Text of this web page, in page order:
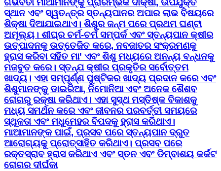
ଗର୍ଭବତୀ ମାଆମାନଙ୍କୁ ପ୍ରାରମ୍ଭିକ ଦୀକ୍ଷା, ଉପଯୁକ୍ତ
ସ୍ଥାନ ଏବଂ ସ୍ୱତନ୍ତ୍ର ସ୍ତନ୍ୟପାନର ଅପାର ଲାଭ ବିଷୟରେ
ଶିକ୍ଷା ଦିଆଯାଇଥାଏ। ଶିଶୁର ଜନ୍ମ ପରେ ପ୍ରଥମ ଘଣ୍ଟା
ଅମୂଲ୍ୟ। ଶୀଘ୍ର ଚର୍ମ-ଚର୍ମ ସମ୍ପର୍କ ଏବଂ ସ୍ତନ୍ୟପାନ କ୍ଷୀର
ଉତ୍ପାଦନକୁ ଉତ୍ତେଜିତ କରେ, ନବଜାତର ସଂକ୍ରମଣକୁ
ହ୍ରାସ କରିବା ସହିତ ମା' ଏବଂ ଶିଶୁ ମଧ୍ୟରେ ଅନନ୍ୟ ବନ୍ଧନକୁ
ମଜବୁତ କରେ। ସ୍ତନ୍ଯ କ୍ଷୀର ପ୍ରକୃତିର ସର୍ବୋତ୍ତମ
ଖାଦ୍ୟ। ଏହା ସମ୍ପୂର୍ଣ୍ଣ ପୁଷ୍ଟିକର ଖାଦ୍ୟ ପ୍ରଦାନ କରେ ଏବଂ
ଶିଶୁମାନଙ୍କୁ ଡାଇରିଆ, ନିମୋନିଆ ଏବଂ ଅନେକ ଶୈଶବ
ରୋଗରୁ ରକ୍ଷା କରିଥାଏ। ଏହା ସୁସ୍ଥ ମସ୍ତିଷ୍କ ବିକାଶକୁ
ମଧ୍ୟ ସମର୍ଥନ କରେ ଏବଂ ଜୀବନର ପରବର୍ତ୍ତୀ ସମୟରେ
ସ୍ଥୂଳତା ଏବଂ ମଧୁମେହର ବିପଦକୁ ହ୍ରାସ କରିଥାଏ।
ମାଆମାନଙ୍କ ପାଇଁ, ପ୍ରସବ ପରେ ସ୍ତନ୍ୟପାନ ଦ୍ରୁତ
ଆରୋଗ୍ୟକୁ ପ୍ରୋତ୍ସାହିତ କରିଥାଏ। ପ୍ରସବ ପରେ
ରକ୍ତସ୍ରାବ ହ୍ରାସ କରିଥାଏ ଏବଂ ସ୍ତନ ଏବଂ ଡିମ୍ବାଶୟ କର୍କଟ
ରୋଗର ଦୀର୍ଘକା